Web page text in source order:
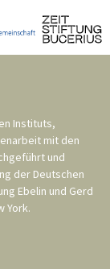
Instituts,
mit den
und
der Deutschen
Ebelin und Gerd
York.